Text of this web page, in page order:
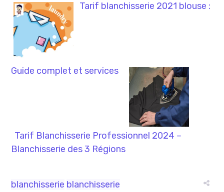
Tarif blanchisserie 2021 blouse :
Guide complet et services
Tarif Blanchisserie Professionnel 2024 –
Blanchisserie des 3 Régions
blanchisserie blanchisserie